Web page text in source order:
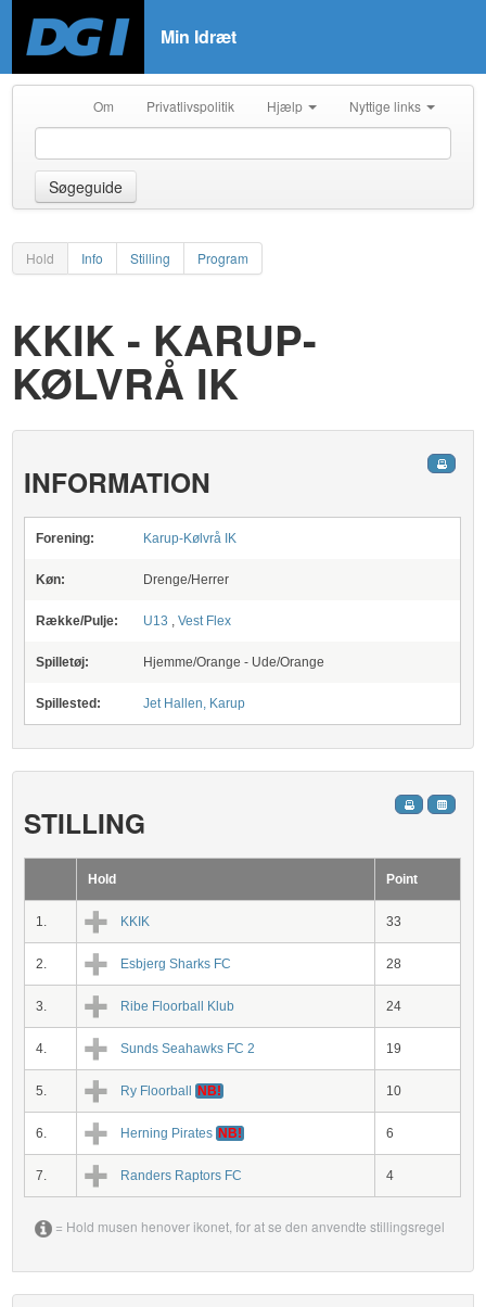
Min Idræt
Om Privatlivspolitik Hjælp Nyttige links
Søgeguide
Hold Info Stilling Program
KKIK - KARUP-
KØLVRÅ IK
INFORMATION
Forening: Karup-Kølvrå IK
Køn: Drenge/Herrer
Række/Pulje: U13 ,Vest Flex
Spilletøj: Hjemme/Orange - Ude/Orange
Spillested: Jet Hallen, Karup
STILLING
Hold Point
1. KKIK 33
2. Esbjerg Sharks FC 28
3. Ribe Floorball Klub 24
4. Sunds Seahawks FC 2 19
5. Ry Floorball NB! 10
6. Herning Pirates NB! 6
7. Randers Raptors FC 4
= Hold musen henover ikonet, for at se den anvendte stillingsregel